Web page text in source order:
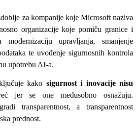
za kompanije koje Microsoft naziva
organizacije koje pomiču granice i
upravljanja, smanjenje
te uvođenje sigurnosnih kontrola
upotrebu AI‑a.
kako sigurnost i inovacije nisu
jer se one međusobno osnažuju.
transparentnost, a transparentnost
prednost.